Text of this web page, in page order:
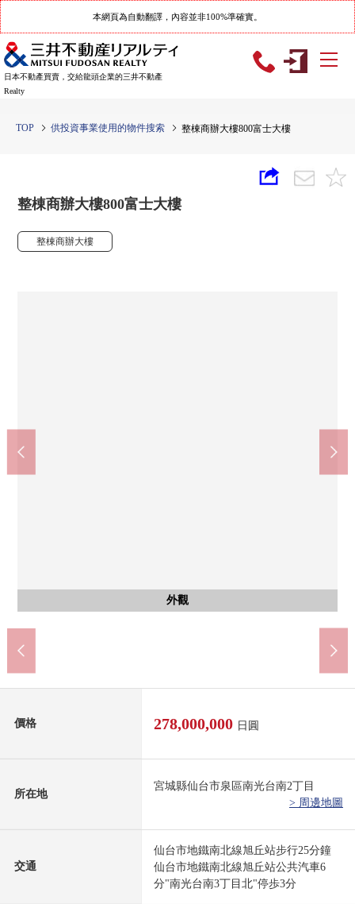
本網頁為自動翻譯，內容並非100%準確實。
日本不動產買賣，交給龍頭企業的三井不動產
Realty
TOP 供投資事業使用的物件搜索 整棟商辦大樓800富士大樓
整棟商辦大樓800富士大樓
整棟商辦大樓
外觀
含有前面道路的外觀
含有前面道路的外觀
外觀
外觀
外觀
含有前面道路的外觀
其他
其他
共有部分
風景
外觀
含有前面道路的外觀
仙台市立南光台東小學(約830m)
步行11分鐘
仙台市立南光台東中學(約1560m)
步行20分鐘
業務超市南光台商店(約20m)
步行1分鐘
Lawson仙台南光台東1丁目商店(約160m)
步行2分鐘
7-Eleven仙台南光台7丁目商店(約170m)
步行3分鐘
泉南光台南3郵局(約310m)
步行5分鐘
TSURUHA藥品南光台中央商店(約370m)
步行5分鐘
價格 278,000,000 日圓
所在地
宮城縣仙台市泉區南光台南2丁目
> 周邊地圖
交通
仙台市地鐵南北線旭丘站步行25分鐘
仙台市地鐵南北線旭丘站公共汽車6
分"南光台南3丁目北"停歩3分